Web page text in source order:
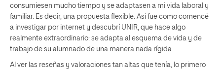
consumiesen mucho tiempo y se adaptasen a mi vida laboral y
familiar. Es decir, una propuesta flexible. Así fue como comencé
a investigar por internet y descubrí UNIR, que hace algo
realmente extraordinario: se adapta al esquema de vida y de
trabajo de su alumnado de una manera nada rígida.
Al ver las reseñas y valoraciones tan altas que tenía, lo primero